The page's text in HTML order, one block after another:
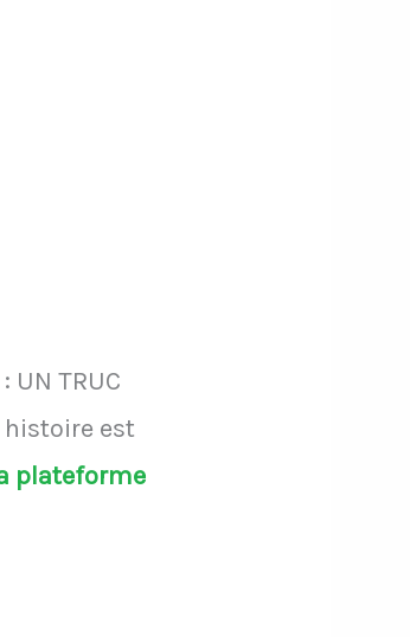
TRUC
histoire est
plateforme